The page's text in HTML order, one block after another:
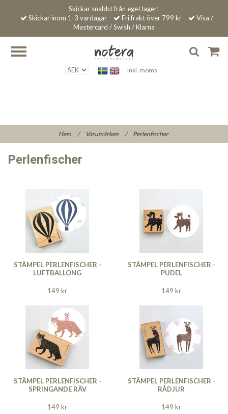
Skickar snabbt från eget lager!
Skickar inom 1-3 vardagar
Fri frakt över 799 kr
Visa /
Mastercard / Swish / Klarna
Inkl. moms
Hem / Varumärken / Perlenfischer
Perlenfischer
STÄMPEL PERLENFISCHER -
LUFTBALLONG
149 kr
STÄMPEL PERLENFISCHER -
PUDEL
149 kr
STÄMPEL PERLENFISCHER -
SPRINGANDE RÄV
149 kr
STÄMPEL PERLENFISCHER -
RÅDJUR
149 kr